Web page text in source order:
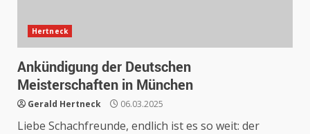
Hertneck
Ankündigung der Deutschen
Meisterschaften in München
Gerald Hertneck 06.03.2025
Liebe Schachfreunde, endlich ist es so weit: der